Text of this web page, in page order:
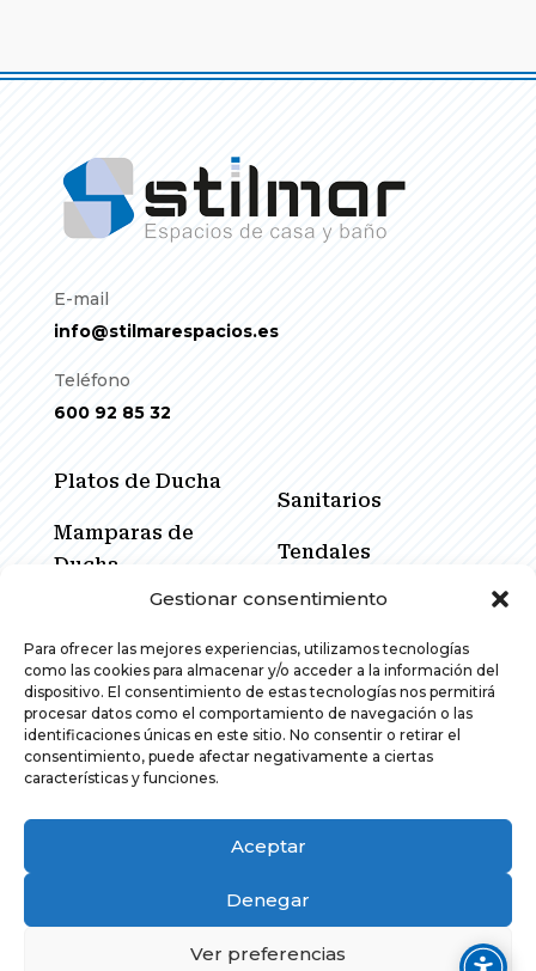
Gestionar consentimiento
Para ofrecer las mejores experiencias, utilizamos tecnologías
como las cookies para almacenar y/o acceder a la información del
dispositivo. El consentimiento de estas tecnologías nos permitirá
procesar datos como el comportamiento de navegación o las
identificaciones únicas en este sitio. No consentir o retirar el
consentimiento, puede afectar negativamente a ciertas
características y funciones.
Aceptar
Denegar
Ver preferencias
E-mail
info@stilmarespacios.es
Teléfono
600 92 85 32
Platos de Ducha
Mamparas de
Ducha
Espejos
Grifería
Sanitarios
Tendales
Cerramientos
Promociones